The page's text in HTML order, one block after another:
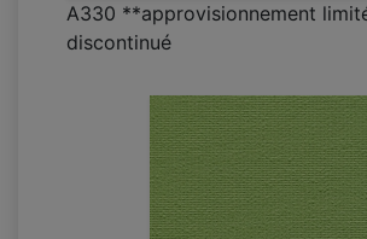
A330 **approvisionnement
discontinué